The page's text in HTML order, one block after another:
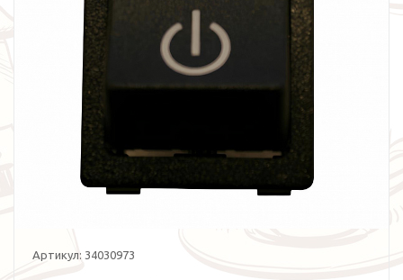
Артикул: 34030973